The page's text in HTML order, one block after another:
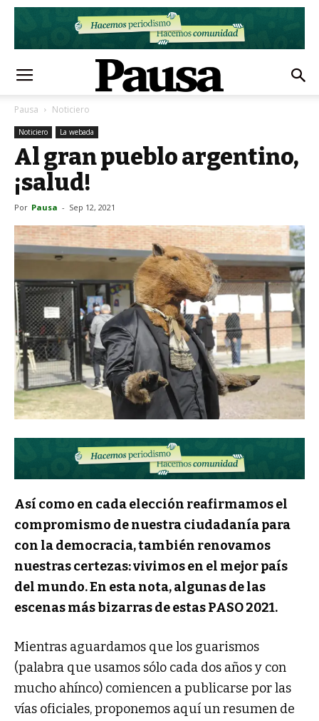
Pausa Noticiero
Noticiero La webada
Al gran pueblo argentino,
¡salud!
Por Pausa - Sep 12, 2021
Así como en cada elección reafirmamos el
compromismo de nuestra ciudadanía para
con la democracia, también renovamos
nuestras certezas: vivimos en el mejor país
del mundo. En esta nota, algunas de las
escenas más bizarras de estas PASO 2021.
Mientras aguardamos que los guarismos
(palabra que usamos sólo cada dos años y con
mucho ahínco) comiencen a publicarse por las
vías oficiales, proponemos aquí un resumen de